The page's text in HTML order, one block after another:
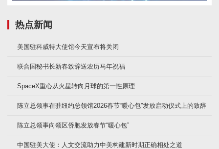
热点新闻
美国驻科威特大使馆今天宣布将关闭
联合国秘书长新春致辞送农历马年祝福
SpaceX重心从火星转向月球的第一性原理
陈立总领事在驻纽约总领馆2026春节“暖心包”发放启动仪式上的致辞
陈立总领事向领区侨胞发放春节“暖心包”
中国驻美大使：人文交流助力中美构建新时期正确相处之道